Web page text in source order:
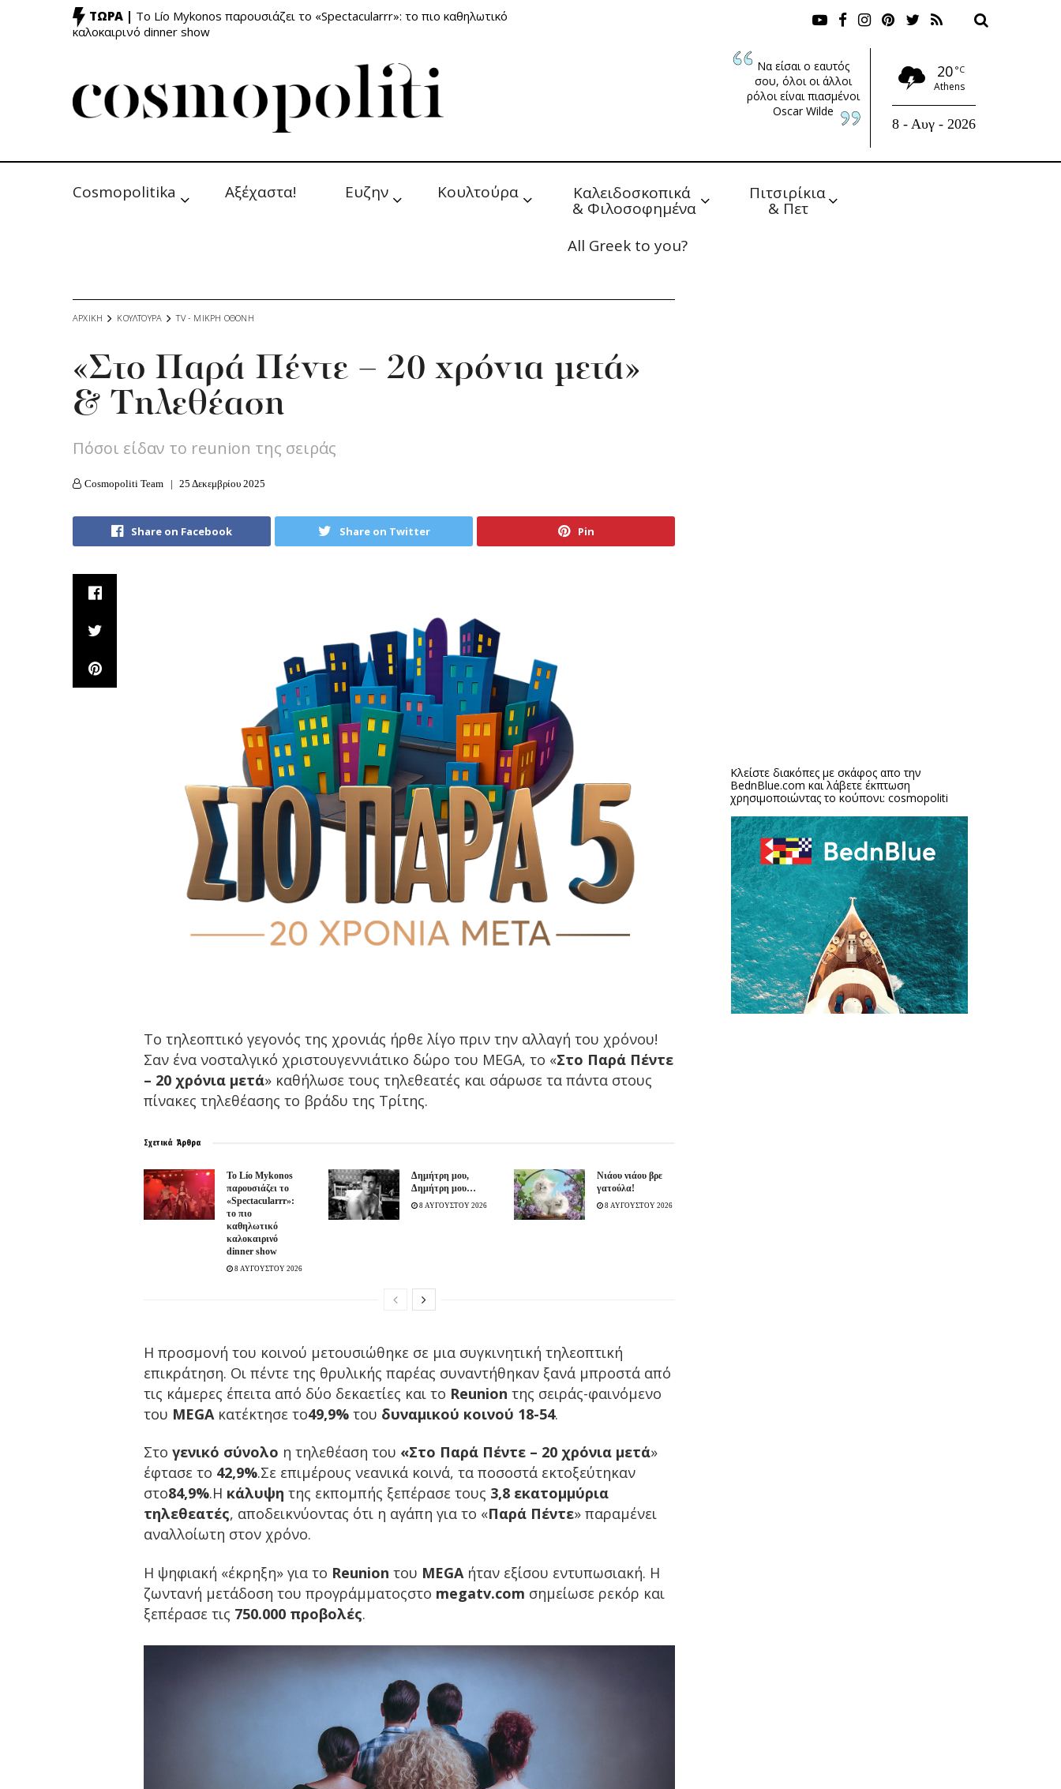
ΤΩΡΑ | Το Lío Mykonos παρουσιάζει το «Spectacularrr»: το πιο καθηλωτικό
καλοκαιρινό dinner show
Να είσαι ο εαυτός
σου, όλοι οι άλλοι
ρόλοι είναι πιασμένοι
Oscar Wilde
20 °C
Athens
8 - Αυγ - 2026
Cosmopolitika Αξέχαστα! Ευζην Κουλτούρα Καλειδοσκοπικά
& Φιλοσοφημένα
Πιτσιρίκια
& Πετ
All Greek to you?
ΑΡΧΙΚΗ ΚΟΥΛΤΟΥΡΑ TV - MΙΚΡΗ ΟΘΟΝΗ
«Στο Παρά Πέντε – 20 χρόνια μετά»
& Tηλεθέαση
Πόσοι είδαν το reunion της σειράς
Cosmopoliti Team 25 Δεκεμβρίου 2025
Share on Facebook Share on Twitter Pin
Το τηλεοπτικό γεγονός της χρονιάς ήρθε λίγο πριν την αλλαγή του χρόνου!
Σαν ένα νοσταλγικό χριστουγεννιάτικο δώρο του MEGA, το «Στο Παρά Πέντε
– 20 χρόνια μετά» καθήλωσε τους τηλεθεατές και σάρωσε τα πάντα στους
πίνακες τηλεθέασης το βράδυ της Τρίτης.
Σχετικά Άρθρα
Το Lío Mykonos
παρουσιάζει το
«Spectacularrr»:
το πιο
καθηλωτικό
καλοκαιρινό
dinner show
8 ΑΥΓΟΥΣΤΟΥ 2026
Δημήτρη μου,
Δημήτρη μου…
8 ΑΥΓΟΥΣΤΟΥ 2026
Νιάου νιάου βρε
γατούλα!
8 ΑΥΓΟΥΣΤΟΥ 2026
Η προσμονή του κοινού μετουσιώθηκε σε μια συγκινητική τηλεοπτική
επικράτηση. Οι πέντε της θρυλικής παρέας συναντήθηκαν ξανά μπροστά από
τις κάμερες έπειτα από δύο δεκαετίες και το Reunion της σειράς-φαινόμενο
του MEGA κατέκτησε το49,9% του δυναμικού κοινού 18-54.
Στο γενικό σύνολο η τηλεθέαση του «Στο Παρά Πέντε – 20 χρόνια μετά»
έφτασε το 42,9%.Σε επιμέρους νεανικά κοινά, τα ποσοστά εκτοξεύτηκαν
στο84,9%.Η κάλυψη της εκπομπής ξεπέρασε τους 3,8 εκατομμύρια
τηλεθεατές, αποδεικνύοντας ότι η αγάπη για το «Παρά Πέντε» παραμένει
αναλλοίωτη στον χρόνο.
Η ψηφιακή «έκρηξη» για το Reunion του MEGA ήταν εξίσου εντυπωσιακή. Η
ζωντανή μετάδοση του προγράμματοςστο megatv.com σημείωσε ρεκόρ και
ξεπέρασε τις 750.000 προβολές.
Κλείστε διακόπες με σκάφος απο την
BednBlue.com και λάβετε έκπτωση
χρησιμοποιώντας το κούπονι: cosmopoliti